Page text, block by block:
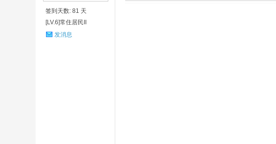
签到天数: 81 天
[LV.6]常住居民II
发消息